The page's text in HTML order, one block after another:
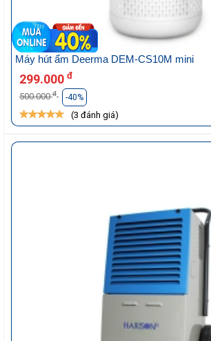
Máy hút ẩm Deerma DEM-CS10M mini
299.000 đ
500.000đ -40%
(3 đánh giá)